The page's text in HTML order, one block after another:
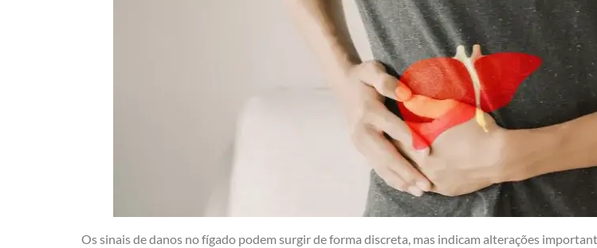
Os sinais de danos no fígado podem surgir de forma discreta, mas indicam alterações